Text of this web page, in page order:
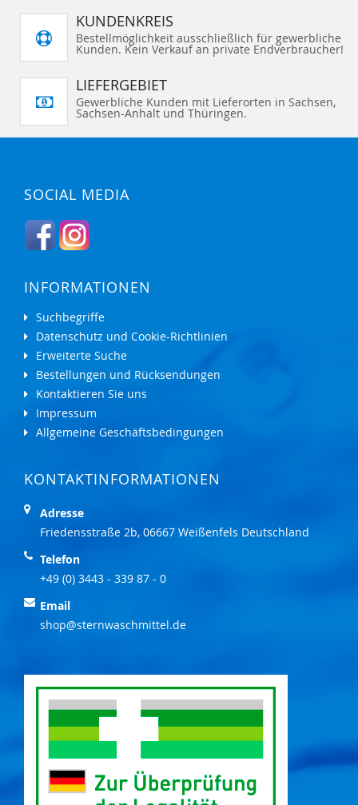
KUNDENKREIS
Bestellmöglichkeit ausschließlich für gewerbliche
Kunden. Kein Verkauf an private Endverbraucher!
LIEFERGEBIET
Gewerbliche Kunden mit Lieferorten in Sachsen,
Sachsen-Anhalt und Thüringen.
SOCIAL MEDIA
INFORMATIONEN
Suchbegriffe
Datenschutz und Cookie-Richtlinien
Erweiterte Suche
Bestellungen und Rücksendungen
Kontaktieren Sie uns
Impressum
Allgemeine Geschäftsbedingungen
KONTAKTINFORMATIONEN
Adresse
Friedensstraße 2b, 06667 Weißenfels Deutschland
Telefon
+49 (0) 3443 - 339 87 - 0
Email
shop@sternwaschmittel.de